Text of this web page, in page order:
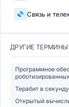
Связь и
ДРУГИЕ ТЕРМИНЫ
Программное
Терабит в
Открытый